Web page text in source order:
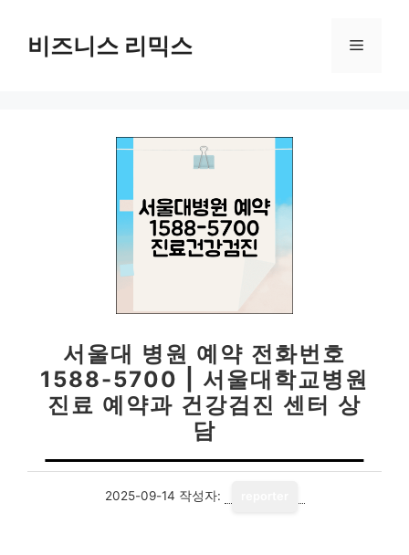
비즈니스 리믹스 메
서울대 병원 예약 전화번호
1588-5700 | 서울대학교병원
진료 예약과 건강검진 센터 상
담
2025-09-14 작성자: